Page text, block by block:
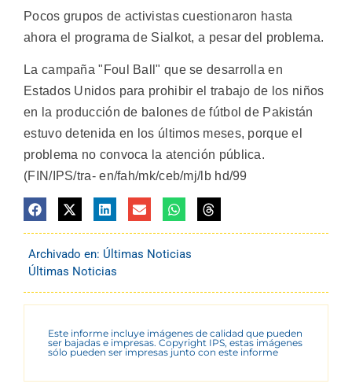
Pocos grupos de activistas cuestionaron hasta
ahora el programa de Sialkot, a pesar del problema.
La campaña "Foul Ball" que se desarrolla en
Estados Unidos para prohibir el trabajo de los niños
en la producción de balones de fútbol de Pakistán
estuvo detenida en los últimos meses, porque el
problema no convoca la atención pública.
(FIN/IPS/tra- en/fah/mk/ceb/mj/lb hd/99
Archivado en: Últimas Noticias
Últimas Noticias
Este informe incluye imágenes de calidad que pueden
ser bajadas e impresas. Copyright IPS, estas imágenes
sólo pueden ser impresas junto con este informe